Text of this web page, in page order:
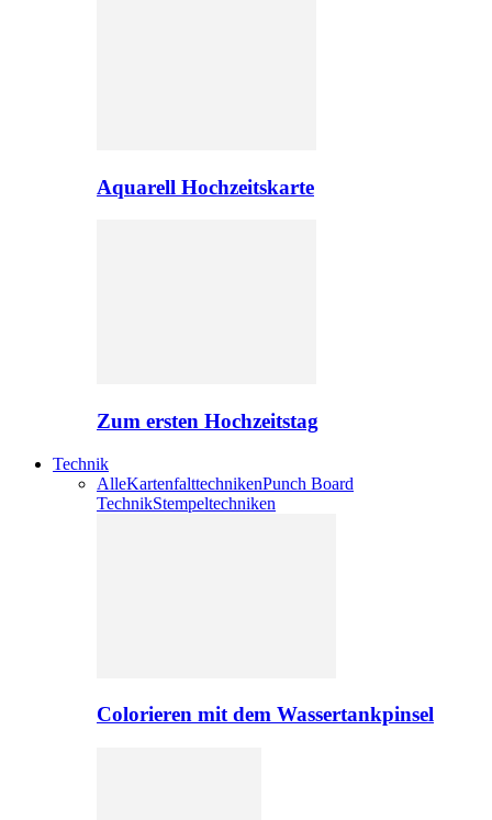
Aquarell Hochzeitskarte
Zum ersten Hochzeitstag
Technik
AlleKartenfalttechnikenPunch Board
TechnikStempeltechniken
Colorieren mit dem Wassertankpinsel